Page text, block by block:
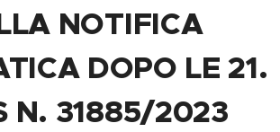
NOTIFICA
DOPO LE 21.
N. 31885/2023